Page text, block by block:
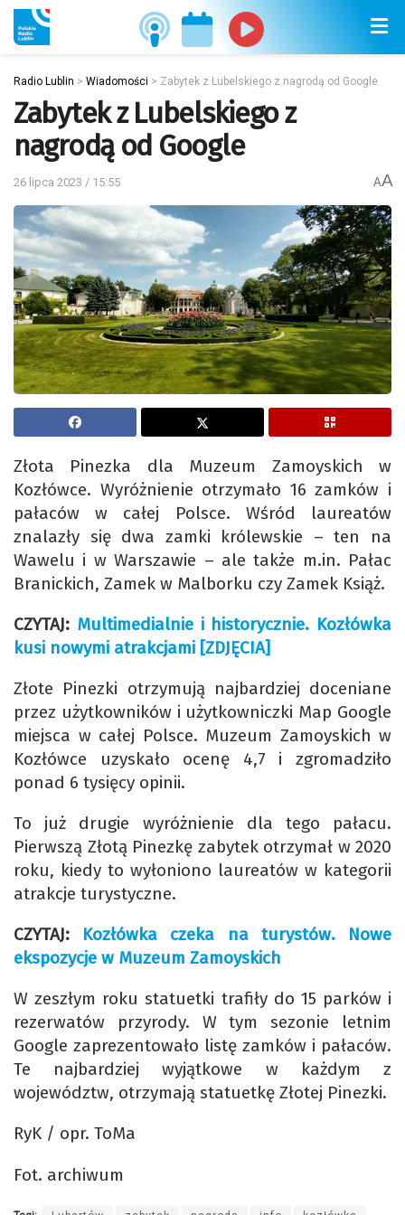
Radio Lublin > Wiadomości > Zabytek z Lubelskiego z nagrodą od Google
Zabytek z Lubelskiego z
nagrodą od Google
26 lipca 2023 / 15:55 AA
Złota Pinezka dla Muzeum Zamoyskich w
Kozłówce. Wyróżnienie otrzymało 16 zamków i
pałaców w całej Polsce. Wśród laureatów
znalazły się dwa zamki królewskie – ten na
Wawelu i w Warszawie – ale także m.in. Pałac
Branickich, Zamek w Malborku czy Zamek Książ.
CZYTAJ: Multimedialnie i historycznie. Kozłówka
kusi nowymi atrakcjami [ZDJĘCIA]
Złote Pinezki otrzymują najbardziej doceniane
przez użytkowników i użytkowniczki Map Google
miejsca w całej Polsce. Muzeum Zamoyskich w
Kozłówce uzyskało ocenę 4,7 i zgromadziło
ponad 6 tysięcy opinii.
To już drugie wyróżnienie dla tego pałacu.
Pierwszą Złotą Pinezkę zabytek otrzymał w 2020
roku, kiedy to wyłoniono laureatów w kategorii
atrakcje turystyczne.
CZYTAJ: Kozłówka czeka na turystów. Nowe
ekspozycje w Muzeum Zamoyskich
W zeszłym roku statuetki trafiły do 15 parków i
rezerwatów przyrody. W tym sezonie letnim
Google zaprezentowało listę zamków i pałaców.
Te najbardziej wyjątkowe w każdym z
województw, otrzymają statuetkę Złotej Pinezki.
RyK / opr. ToMa
Fot. archiwum